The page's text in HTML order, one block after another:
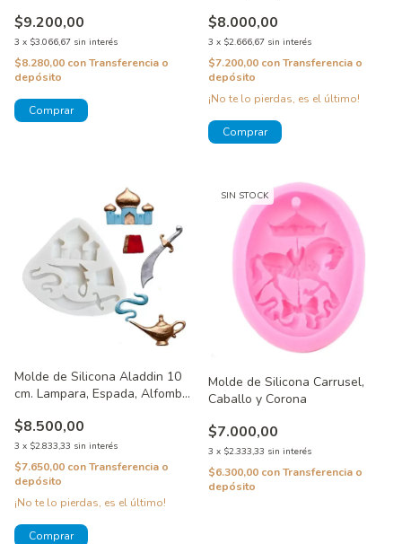
$9.200,00
3 x $3.066,67 sin interés
$8.280,00 conTransferencia o
depósito
$8.000,00
3 x $2.666,67 sin interés
$7.200,00 conTransferencia o
depósito
¡No te lo pierdas, es el último!
Molde de Silicona Aladdin 10
cm. Lampara, Espada, Alfombra
$8.500,00
3 x $2.833,33 sin interés
$7.650,00 conTransferencia o
depósito
¡No te lo pierdas, es el último!
SIN STOCK
Molde de Silicona Carrusel,
Caballo y Corona
$7.000,00
3 x $2.333,33 sin interés
$6.300,00 conTransferencia o
depósito